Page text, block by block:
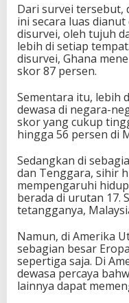
Dari survei tersebut,
ini secara luas
disurvei, oleh tujuh
lebih di setiap
disurvei, Ghana
skor 87 persen.
Sementara itu, lebih
dewasa di negara-
skor yang cukup
hingga 56 persen di
Sedangkan di
dan Tenggara, sihir
mempengaruhi
berada di urutan 17.
tetangganya,
Namun, di Amerika
sebagian besar
sepertiga saja. Di
dewasa percaya
lainnya dapat